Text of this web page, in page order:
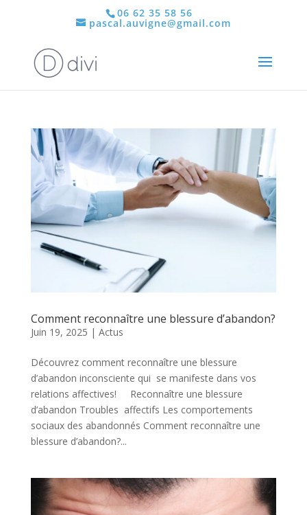
06 62 35 58 56
pascal.auvigne@gmail.com
Comment reconnaître une blessure d’abandon?
Juin 19, 2025 | Actus
Découvrez comment reconnaître une blessure
d’abandon inconsciente qui se manifeste dans vos
relations affectives! Reconnaître une blessure
d’abandon Troubles affectifs Les comportements
sociaux des abandonnés Comment reconnaître une
blessure d’abandon?...